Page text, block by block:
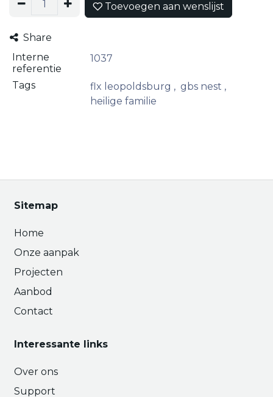
Toevoegen aan wenslijst
Share
Interne
referentie
1037
Tags flx leopoldsburg , gbs nest ,
heilige familie
Sitemap
Home
Onze aanpak
Projecten
Aanbod
Contact
Interessante links
Over ons
Support